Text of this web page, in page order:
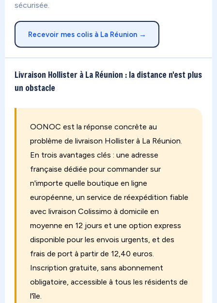
sécurisée.
Recevoir mes colis à La Réunion →
Livraison Hollister à La Réunion : la distance n'est plus
un obstacle
OONOC est la réponse concrète au
problème de livraison Hollister à La Réunion.
En trois avantages clés : une adresse
française dédiée pour commander sur
n'importe quelle boutique en ligne
européenne, un service de réexpédition fiable
avec livraison Colissimo à domicile en
moyenne en 12 jours et une option express
disponible pour les envois urgents, et des
frais de port à partir de 12,40 euros.
Inscription gratuite, sans abonnement
obligatoire, accessible à tous les résidents de
l'île.